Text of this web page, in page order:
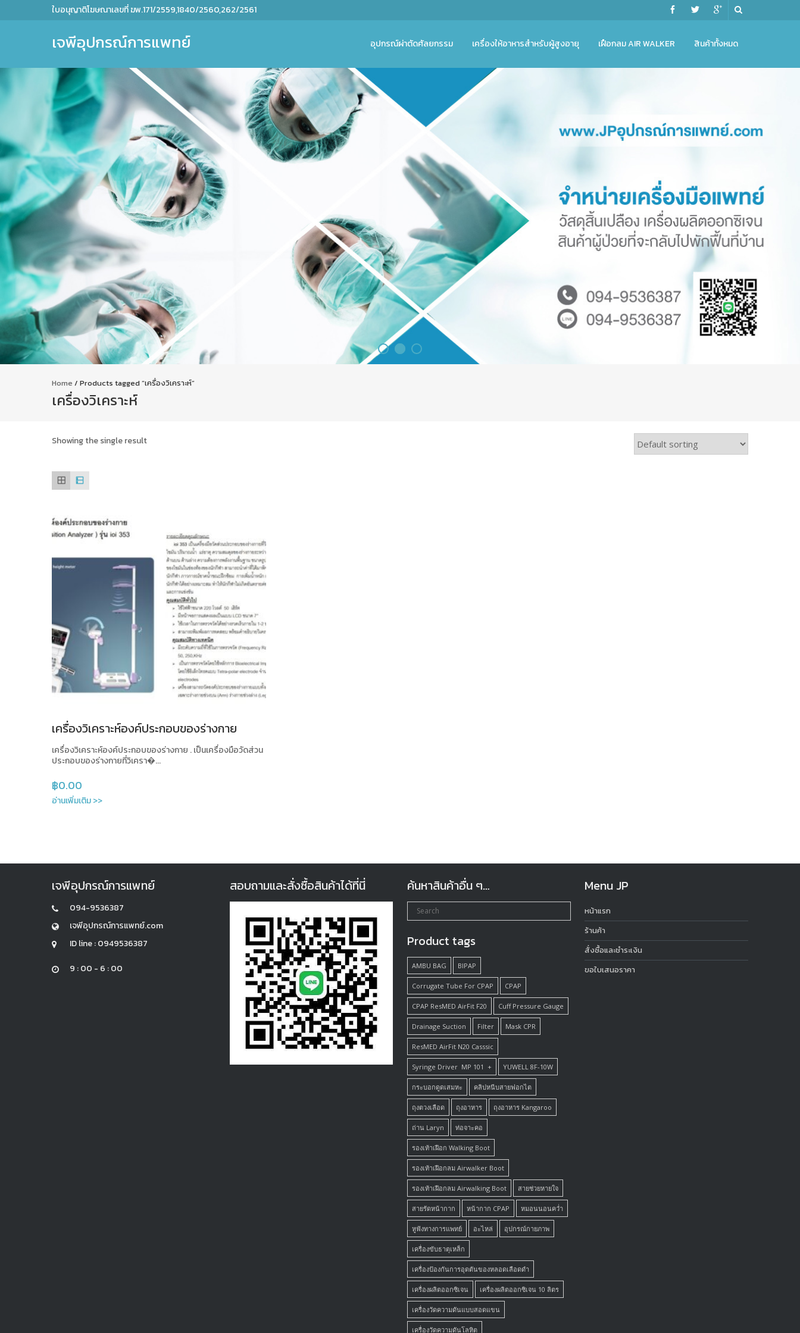
ใบอนุญาติโฆษณาเลขที่ ฆพ.171/2559,1840/2560,262/2561
เจพีอุปกรณ์การแพทย์ อุปกรณ์ผ่าตัดศัลยกรรม เครื่องให้อาหารสำหรับผู้สูงอายุ เฝือกลม AIR WALKER สินค้าทั้งหมด
Home / Products tagged “เครื่องวิเคราะห์”
เครื่องวิเคราะห์
Showing the single result
เครื่องวิเคราะห์องค์ประกอบของร่างกาย
เครื่องวิเคราะห์องค์ประกอบของร่างกาย . เป็นเครื่องมือวัดส่วน
ประกอบของร่างกายที่วิเครา�...
฿0.00
อ่านเพิ่มเติม >>
เจพีอุปกรณ์การแพทย์
094-9536387
เจพีอุปกรณ์การแพทย์.com
ID line : 0949536387
9 : 00 - 6 : 00
สอบถามและสั่งซื้อสินค้าได้ที่นี่ ค้นหาสินค้าอื่น ๆ…
Product tags
AMBU BAG BIPAP
Corrugate Tube For CPAP CPAP
CPAP ResMED AirFit F20 Cuff Pressure Gauge
Drainage Suction Filter Mask CPR
ResMED AirFit N20 Casssic
Syringe Driver MP 101 + YUWELL 8F-10W
กระบอกดูดเสมหะ คลิปหนีบสายฟอกไต
ถุงตวงเลือด ถุงอาหาร ถุงอาหาร Kangaroo
ถ่าน Laryn ท่อจาะคอ
รองเท้าเฝือก Walking Boot
รองเท้าเฝือกลม Airwalker Boot
รองเท้าเฝือกลม Airwalking Boot สายช่วยหายใจ
สายรัดหน้ากาก หน้ากาก CPAP หมอนนอนคว่ำ
หูฟังทางการแพทย์ อะไหล่ อุปกรณ์กายภาพ
เครื่องขับธาตุเหล็ก
เครื่องป้องกันการอุดตันของหลอดเลือดดำ
เครื่องผลิตออกซิเจน เครื่องผลิตออกซิเจน 10 ลิตร
เครื่องวัดความดันแบบสอดแขน
เครื่องวัดความดันโลหิต
Menu JP
หน้าแรก
ร้านค้า
สั่งซื้อและชำระเงิน
ขอใบเสนอราคา